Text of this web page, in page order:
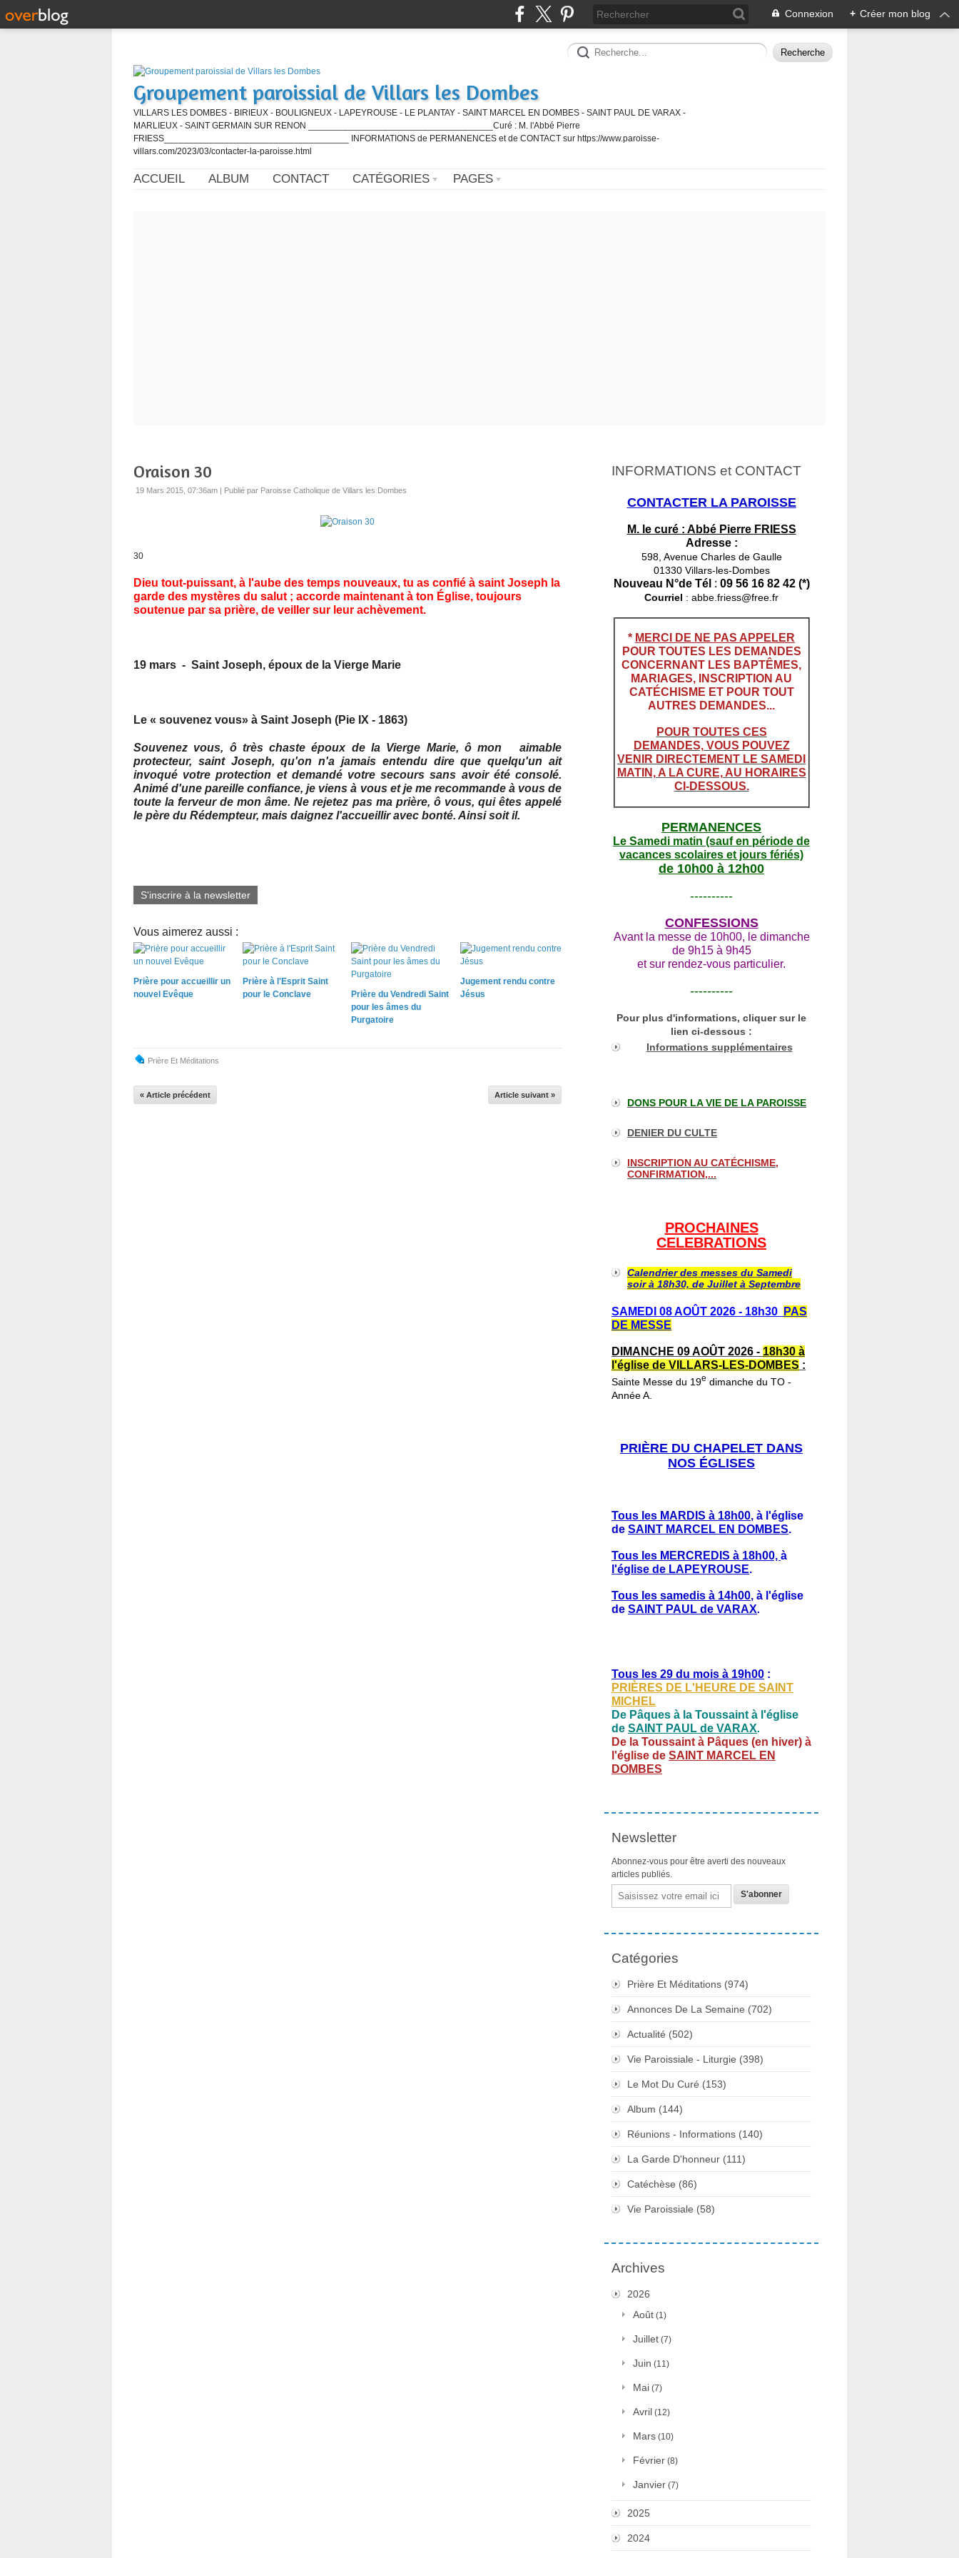
Connexion + Créer mon blog
Groupement paroissial de Villars les Dombes
VILLARS LES DOMBES - BIRIEUX - BOULIGNEUX - LAPEYROUSE - LE PLANTAY - SAINT MARCEL EN DOMBES - SAINT PAUL DE VARAX -
MARLIEUX - SAINT GERMAIN SUR RENON _____________________________________Curé : M. l'Abbé Pierre
FRIESS_____________________________________ INFORMATIONS de PERMANENCES et de CONTACT sur https://www.paroisse-
villars.com/2023/03/contacter-la-paroisse.html
ACCUEIL ALBUM CONTACT CATÉGORIES PAGES
Oraison 30
19 Mars 2015, 07:36am | Publié par Paroisse Catholique de Villars les Dombes
30
Dieu tout-puissant, à l'aube des temps nouveaux, tu as confié à saint Joseph la
garde des mystères du salut ; accorde maintenant à ton Église, toujours
soutenue par sa prière, de veiller sur leur achèvement.
19 mars - Saint Joseph, époux de la Vierge Marie
Le « souvenez vous» à Saint Joseph (Pie IX ‑ 1863)
Souvenez vous, ô très chaste époux de la Vierge Marie, ô mon aimable
protecteur, saint Joseph, qu'on n'a jamais entendu dire que quelqu'un ait
invoqué votre protection et demandé votre secours sans avoir été consolé.
Animé d'une pareille confiance, je viens à vous et je me recommande à vous de
toute la ferveur de mon âme. Ne rejetez pas ma prière, ô vous, qui êtes appelé
le père du Rédempteur, mais daignez l'accueillir avec bonté. Ainsi soit il.
S'inscrire à la newsletter
Vous aimerez aussi :
Prière pour accueillir un
nouvel Evêque
Prière à l'Esprit Saint
pour le Conclave
Prière du Vendredi Saint
pour les âmes du
Purgatoire
Jugement rendu contre
Jésus
Prière Et Méditations
« Article précédent Article suivant »
INFORMATIONS et CONTACT
CONTACTER LA PAROISSE
M. le curé : Abbé Pierre FRIESS
Adresse :
598, Avenue Charles de Gaulle
01330 Villars-les-Dombes
Nouveau N°de Tél : 09 56 16 82 42 (*)
Courriel : abbe.friess@free.fr
* MERCI DE NE PAS APPELER
POUR TOUTES LES DEMANDES
CONCERNANT LES BAPTÊMES,
MARIAGES, INSCRIPTION AU
CATÉCHISME ET POUR TOUT
AUTRES DEMANDES...
POUR TOUTES CES
DEMANDES, VOUS POUVEZ
VENIR DIRECTEMENT LE SAMEDI
MATIN, A LA CURE, AU HORAIRES
CI-DESSOUS.
PERMANENCES
Le Samedi matin (sauf en période de
vacances scolaires et jours fériés)
de 10h00 à 12h00
----------
CONFESSIONS
Avant la messe de 10h00, le dimanche
de 9h15 à 9h45
et sur rendez-vous particulier.
----------
Pour plus d'informations, cliquer sur le
lien ci-dessous :
Informations supplémentaires
DONS POUR LA VIE DE LA PAROISSE
DENIER DU CULTE
INSCRIPTION AU CATÉCHISME,
CONFIRMATION,...
PROCHAINES
CELEBRATIONS
Calendrier des messes du Samedi
soir à 18h30, de Juillet à Septembre
SAMEDI 08 AOÛT 2026 - 18h30
PAS
DE MESSE
DIMANCHE 09 AOÛT 2026 - 18h30 à
l'église de VILLARS-LES-DOMBES :
Sainte Messe du 19e dimanche du TO -
Année A.
PRIÈRE DU CHAPELET DANS
NOS ÉGLISES
Tous les MARDIS à 18h00, à l'église
de SAINT MARCEL EN DOMBES.
Tous les MERCREDIS à 18h00, à
l'église de LAPEYROUSE.
Tous les samedis à 14h00, à l'église
de SAINT PAUL de VARAX.
Tous les 29 du mois à 19h00 :
PRIÈRES DE L'HEURE DE SAINT
MICHEL
De Pâques à la Toussaint à l'église
de SAINT PAUL de VARAX.
De la Toussaint à Pâques (en hiver) à
l'église de SAINT MARCEL EN
DOMBES
Newsletter
Abonnez-vous pour être averti des nouveaux
articles publiés.
Email
Catégories
Prière Et Méditations (974)
Annonces De La Semaine (702)
Actualité (502)
Vie Paroissiale - Liturgie (398)
Le Mot Du Curé (153)
Album (144)
Réunions - Informations (140)
La Garde D'honneur (111)
Catéchèse (86)
Vie Paroissiale (58)
Archives
2026
Août (1)
Juillet (7)
Juin (11)
Mai (7)
Avril (12)
Mars (10)
Février (8)
Janvier (7)
2025
2024